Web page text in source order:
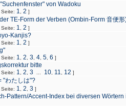
von Wadoku
1 2 ]
TE-Form der Verben (Ombin-Form 音便形
1 2 ]
Kanjis?
1 2 ]
1 2 3 4 5 6 ]
bitte
1 2 3 10 11 12 ]
"わたしは"?
1 2 3 ]
Pattern/Accent-Index bei diversen